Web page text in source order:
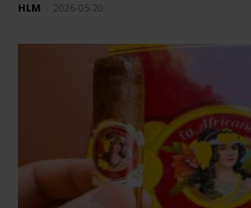
HLM 2026-05-20